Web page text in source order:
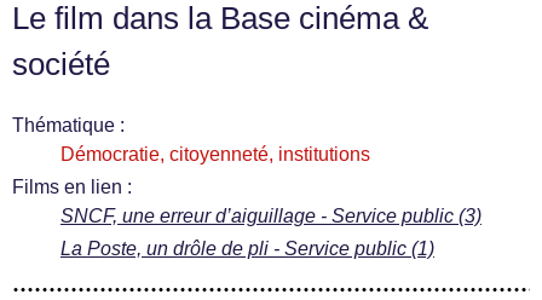
Le film dans la Base cinéma &
société
Thématique :
Démocratie, citoyenneté, institutions
Films en lien :
SNCF, une erreur d’aiguillage - Service public (3)
La Poste, un drôle de pli - Service public (1)